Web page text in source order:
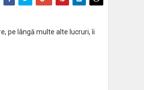
pe lângă multe alte lucruri, îi